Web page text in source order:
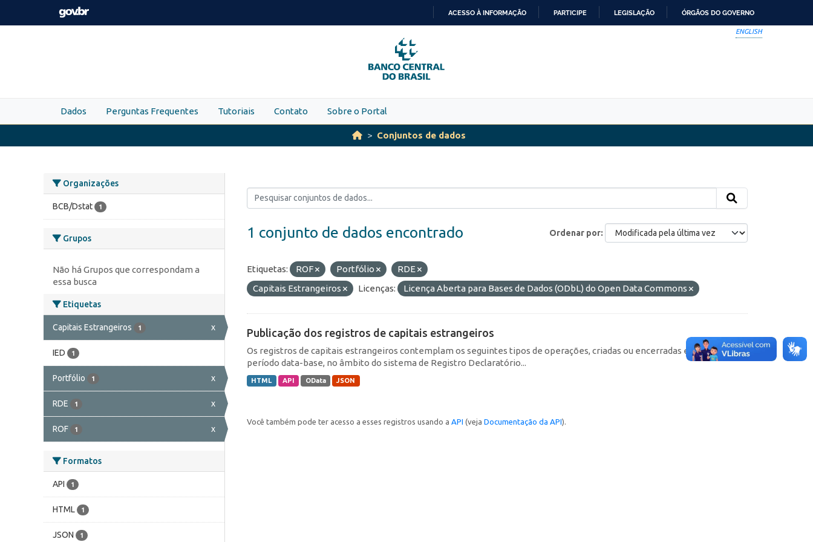
Skip to main content
PARA
O
CONTEÚDO
ACESSO À INFORMAÇÃO PARTICIPE LEGISLAÇÃO ÓRGÃOS DO GOVERNO
ENGLISH
Dados Perguntas Frequentes Tutoriais Contato Sobre o Portal
Conjuntos de dados
Organizações
BCB/Dstat 1
Grupos
Não há Grupos que correspondam a
essa busca
Etiquetas
Capitais Estrangeiros 1 x
IED 1
Portfólio 1 x
RDE 1 x
ROF 1 x
Formatos
API 1
HTML 1
JSON 1
Ordenar por
1 conjunto de dados encontrado
Etiquetas: ROF Portfólio
RDE
Capitais Estrangeiros
Licenças: Licença Aberta para Bases de Dados (ODbL) do Open Data Commons
Publicação dos registros de capitais estrangeiros
Os registros de capitais estrangeiros contemplam os seguintes tipos de operações, criadas ou encerradas em cada
período data-base, no âmbito do sistema de Registro Declaratório...
HTML API OData JSON
Você também pode ter acesso a esses registros usando a API (veja Documentação da API).